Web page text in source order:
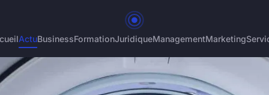
ActuBusinessFormationJuridiqueManagementMarketing